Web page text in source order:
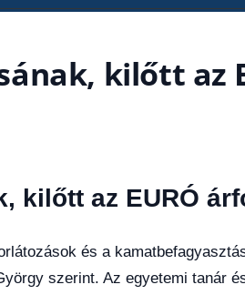
kilőtt az
kilőtt az EURÓ
és a
szerint. Az egyetemi tanár